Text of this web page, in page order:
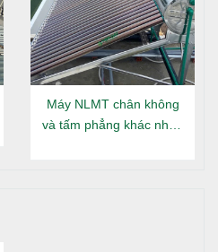
sử dụng, có vấn đề gì thắc
luôn được tư vấn miễn phí và
- Đúng chất lượng, bồi thường
nếu giao hàng không chính
mãi - Đúng cam kết
Máy NLMT chân không
và tấm phẳng khác nhau